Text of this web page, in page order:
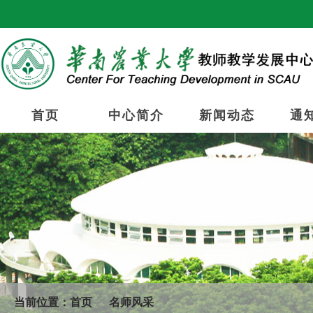
首页 中心简介 新闻动态 通
当前位置：首页 名师风采